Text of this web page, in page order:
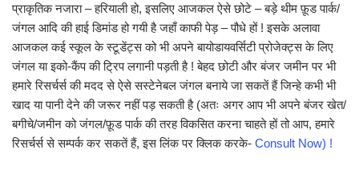
प्राकृतिक नजारा – हरियाली हो, इसलिए आजकल ऐसे छोटे – बड़े थीम फ़ूड पार्क/
जंगल आदि की हाई डिमांड हो गयी है जहाँ काफी पेड़ – पौधे हों ! इसके अलावा
आजकल कई स्कूल के स्टूडेंट्स को भी अपने बायोडायवर्सिटी प्रोजेक्ट्स के लिए
जंगल या इको-कैंप की ट्रिप लगानी पड़ती है ! बेहद छोटी और बंजर जमीन पर भी
हमारे रिसर्चर्स की मदद से ऐसे सस्टेनेबल जंगल बनाये जा सकतें हैं जिन्हे कभी भी
खाद या पानी देने की जरूर नहीं पड़ सकती है (अतः अगर आप भी अपने बंजर खेत/
बगीचे/जमीन को जंगल/फ़ूड पार्क की तरह विकसित करना चाहते हों तो आप, हमारे
रिसर्चर्स से सम्पर्क कर सकतें हैं, इस लिंक पर क्लिक करके- Consult Now) !